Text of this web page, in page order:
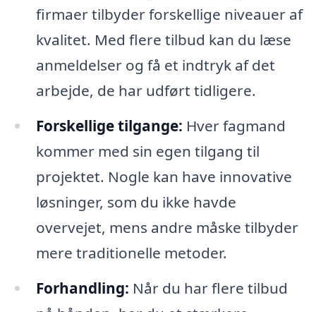
firmaer tilbyder forskellige niveauer af
kvalitet. Med flere tilbud kan du læse
anmeldelser og få et indtryk af det
arbejde, de har udført tidligere.
Forskellige tilgange: Hver fagmand
kommer med sin egen tilgang til
projektet. Nogle kan have innovative
løsninger, som du ikke havde
overvejet, mens andre måske tilbyder
mere traditionelle metoder.
Forhandling: Når du har flere tilbud